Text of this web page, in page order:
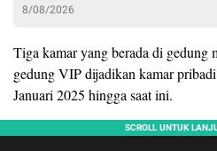
8/08/2026
Tiga kamar yang berada di gedung
gedung VIP dijadikan kamar
Januari 2025 hingga saat ini.